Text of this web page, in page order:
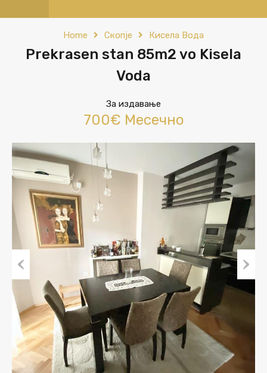
Home Скопје Кисела Вода
Prekrasen stan 85m2 vo Kisela
Voda
За издавање
700€ Месечно
Previous Next